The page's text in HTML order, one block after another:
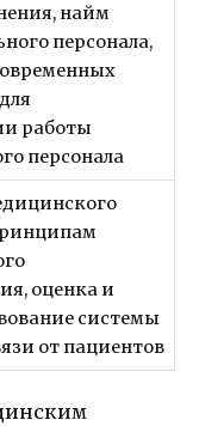
найм
персонала,
работы
персонала
оценка и
системы
от пациентов